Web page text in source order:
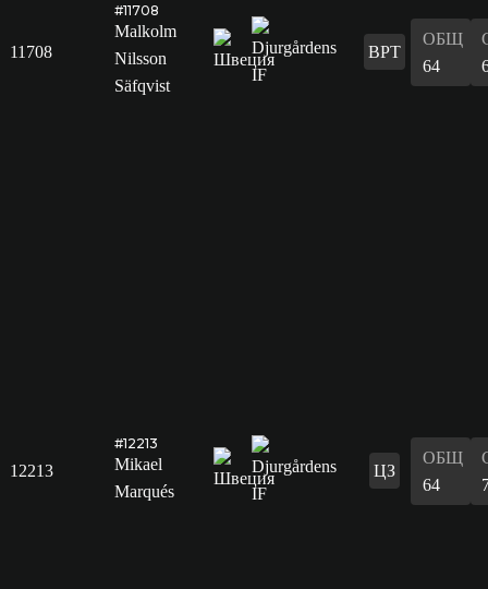
11708
#11708
Malkolm
Nilsson
Säfqvist
ВРТ
ОБЩ
64
12213
#12213
Mikael
Marqués
ЦЗ
ОБЩ
64